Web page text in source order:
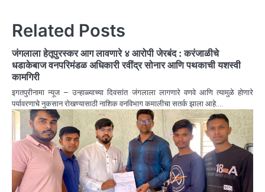
Related Posts
जंगलाला हेतूपुरस्कर आग लावणारे ४ आरोपी जेरबंद : करंजाळीचे
धडाकेबाज वनपरिमंडळ अधिकारी रवींद्र सोनार आणि पथकाची यशस्वी
कामगिरी
इगतपुरीनामा न्यूज – उन्हाळ्याच्या दिवसांत जंगलाला लागणारे वणवे आणि त्यामुळे होणारे
पर्यावरणाचे नुकसान रोखण्यासाठी नाशिक वनविभाग कमालीचा सतर्क झाला आहे.…